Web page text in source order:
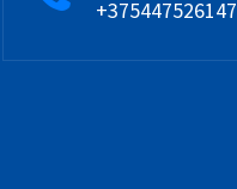
+375447526147